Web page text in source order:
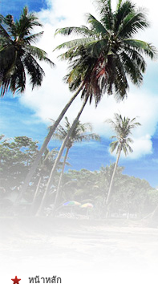
ต้
หน้าหลัก